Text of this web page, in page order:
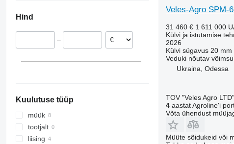
Hind
–
Kuulutuse tüüp
müük
tootjalt
liising
Veles-Agro SPM-
31 460 € 1 611 000
Külvi ja istutamise
2026
Külvi sügavus 20 mm
Veduki nõutav
Ukraina, Odessa
TOV "Veles Agro LTD"
4aastat Agroline'i
Võta ühendust
Müüte sõidukeid või